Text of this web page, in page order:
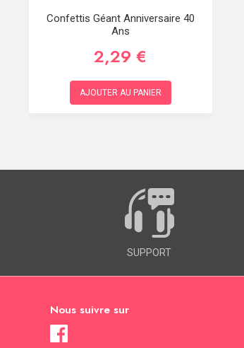
Confettis Géant Anniversaire 40
Ans
2,29 €
AJOUTER AU PANIER
SUPPORT
Nous suivre sur